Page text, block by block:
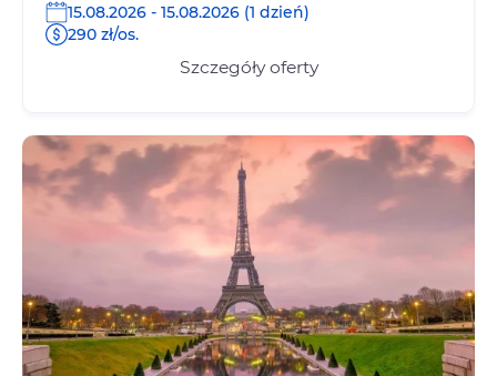
15.08.2026 - 15.08.2026 (1 dzień)
290 zł/os.
Szczegóły oferty